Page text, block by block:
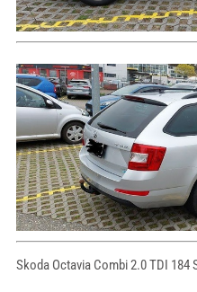
Skoda Octavia Combi 2.0 TDI 184